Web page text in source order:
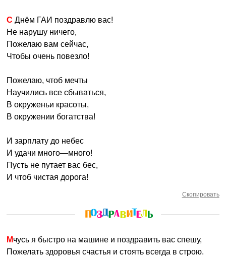
С Днём ГАИ поздравлю вас!
Не нарушу ничего,
Пожелаю вам сейчас,
Чтобы очень повезло!
Пожелаю, чтоб мечты
Научились все сбываться,
В окруженьи красоты,
В окружении богатства!
И зарплату до небес
И удачи много—много!
Пусть не путает вас бес,
И чтоб чистая дорога!
Скопировать
Мчусь я быстро на машине и поздравить вас спешу,
Пожелать здоровья счастья и стоять всегда в строю.